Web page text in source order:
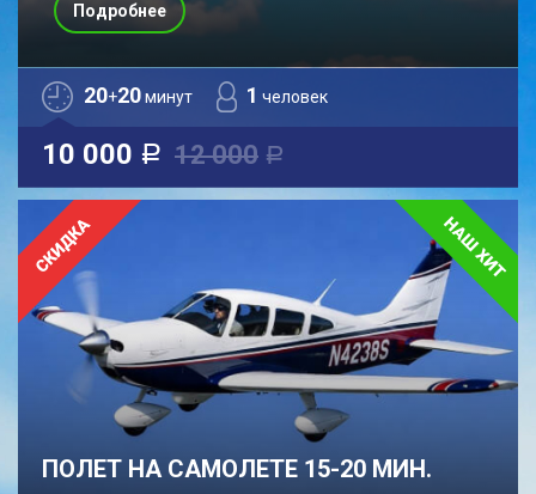
20+20минут 1 человек
10 000 a 12 000 a
Подробнее
ПОЛЕТ НА САМОЛЕТЕ 15-20 МИН.